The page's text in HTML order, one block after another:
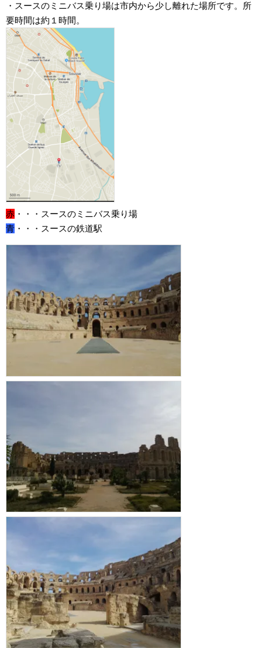
・スースのミニバス乗り場は市内から少し離れた場所です。所
要時間は約１時間。
赤 ・・・スースのミニバス乗り場
青 ・・・スースの鉄道駅